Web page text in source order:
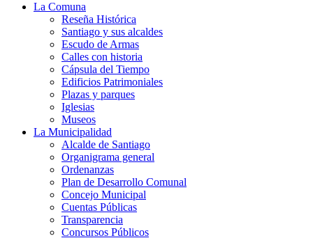
La Comuna
Reseña Histórica
Santiago y sus alcaldes
Escudo de Armas
Calles con historia
Cápsula del Tiempo
Edificios Patrimoniales
Plazas y parques
Iglesias
Museos
La Municipalidad
Alcalde de Santiago
Organigrama general
Ordenanzas
Plan de Desarrollo Comunal
Concejo Municipal
Cuentas Públicas
Transparencia
Concursos Públicos